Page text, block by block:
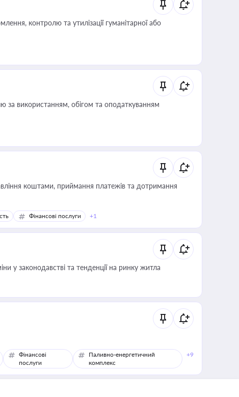
контролю та утилізації гуманітарної або
за використанням, обігом та оподаткуванням
Фінансові послуги +1
у законодавстві та тенденції на ринку житла
Фінансові
послуги
Паливно-енергетичний
комплекс
+9